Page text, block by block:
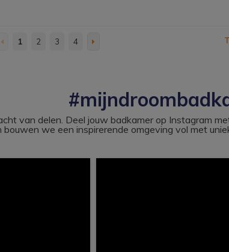
1 2 3 4
van delen. Deel jouw badkamer op Instagram
bouwen we een inspirerende omgeving vol met